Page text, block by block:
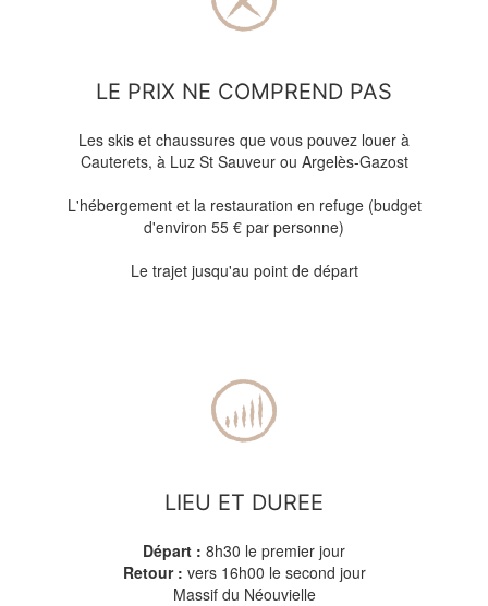
LE PRIX NE COMPREND PAS
Les skis et chaussures que vous pouvez louer à
Cauterets, à Luz St Sauveur ou Argelès-Gazost
L'hébergement et la restauration en refuge (budget
d'environ 55 € par personne)
Le trajet jusqu'au point de départ
LIEU ET DUREE
Départ : 8h30 le premier jour
Retour : vers 16h00 le second jour
Massif du Néouvielle